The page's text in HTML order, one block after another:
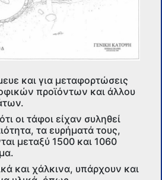
και για μεταφορτώσεις
προϊόντων και άλλου
οι τάφοι είχαν συληθεί
τα ευρήματά τους,
μεταξύ 1500 και 1060
και χάλκινα, υπάρχουν και